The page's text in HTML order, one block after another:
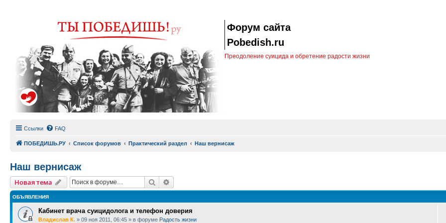
Форум сайта
Pobedish.ru
Преодоление суицида и обретение радости жизни
Ссылки FAQ
ПОБЕДИШЬ.РУ Список форумов Практический раздел Наш вернисаж
Наш вернисаж
Новая тема Поиск
ОБЪЯВЛЕНИЯ
Кабинет врача суицидолога и телефон доверия
Владислав К. » 09 ноя 2011, 06:45 » в форуме Радость жизни